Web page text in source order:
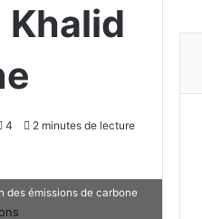
Khalid
4 2 minutes de lecture
des émissions de carbone